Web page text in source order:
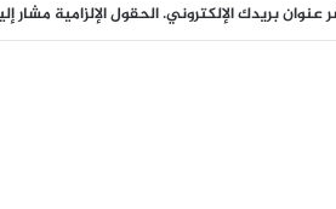
عنوان بريدك الإلكتروني.الحقول الإلزامية مشار